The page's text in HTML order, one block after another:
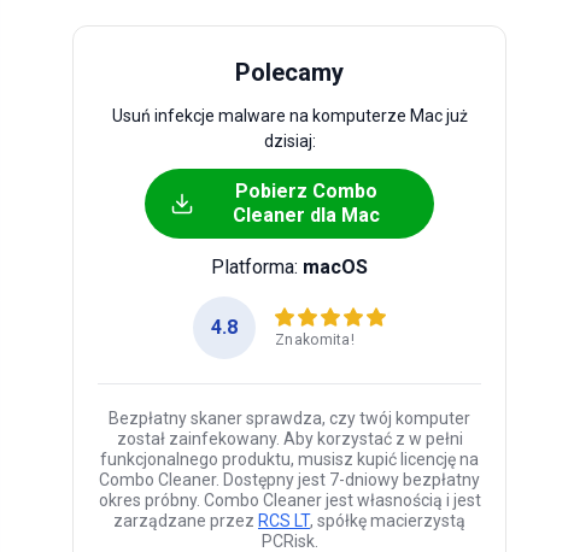
Polecamy
Usuń infekcje malware na komputerze Mac już
dzisiaj:
Pobierz Combo
Cleaner dla Mac
Platforma: macOS
4.8
Znakomita!
Bezpłatny skaner sprawdza, czy twój komputer
został zainfekowany. Aby korzystać z w pełni
funkcjonalnego produktu, musisz kupić licencję na
Combo Cleaner. Dostępny jest 7-dniowy bezpłatny
okres próbny. Combo Cleaner jest własnością i jest
zarządzane przez RCS LT, spółkę macierzystą
PCRisk.